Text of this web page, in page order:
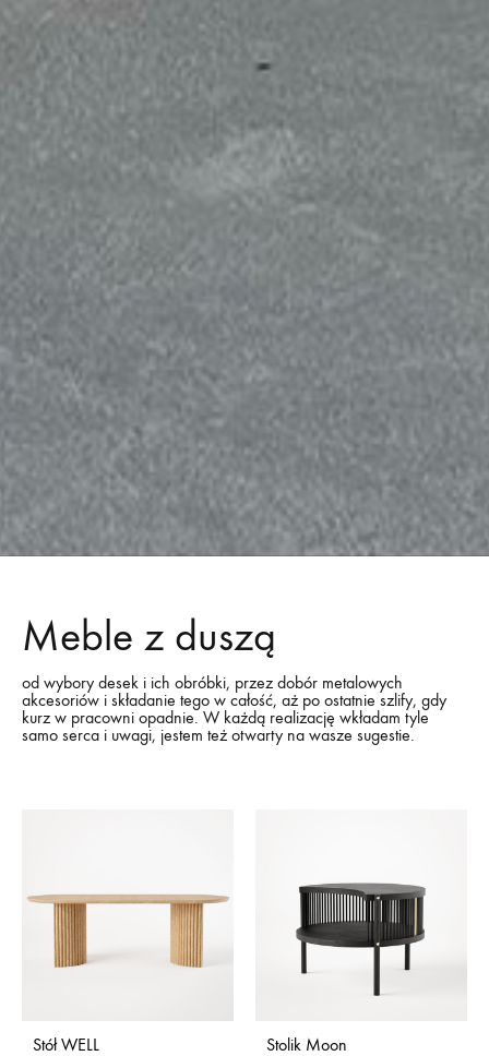
Meble z duszą
od wybory desek i ich obróbki, przez dobór metalowych
akcesoriów i składanie tego w całość, aż po ostatnie szlify, gdy
kurz w pracowni opadnie. W każdą realizację wkładam tyle
samo serca i uwagi, jestem też otwarty na wasze sugestie.
Stół WELL Stolik Moon